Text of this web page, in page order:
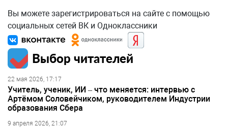
Вы можете зарегистрироваться на сайте с помощью
социальных сетей ВК и Одноклассники
Выбор читателей
22 мая 2026, 17:17
Учитель, ученик, ИИ – что меняется: интервью с
Артёмом Соловейчиком, руководителем Индустрии
образования Сбера
9 апреля 2026, 21:07